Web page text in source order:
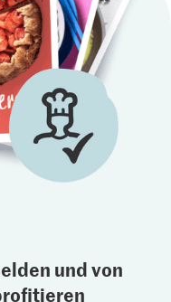
und von